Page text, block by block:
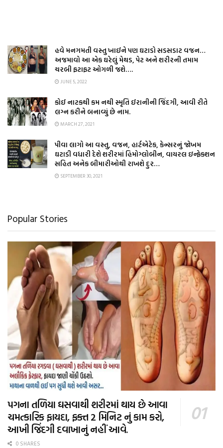
હવે મનગમતી વસ્તુ ખાઈને પણ ઘટાડો સડસડાટ વજન…
અજમાવો આ એક ઘરેલું મેથડ, પેટ અને શરીરની તમામ
ચરબી ફટાફટ ઓગળી જશે….
JUNE 5, 2022
કોઈ નાટકથી કમ નથી સ્મૃતિ ઈરાનીની જિંદગી, આવી રીતે
લગ્ન કરીને બનાવ્યું છે નામ.
MARCH 27, 2021
પીવા લાગો આ વસ્તુ, વજન, હાર્ટએટેક, કેન્સરનું જોખમ
ઘટાડી વધારી દેશે શરીરમાં હિમોગ્લોબીન, વાયરલ ઇન્ફેકશન
સહિત અનેક બીમારીઓથી રાખશે દુર…
SEPTEMBER 30, 2021
Popular Stories
પગના તળિયા ઘસવાથી શરીરમાં થાય છે આવા
ચમત્કારિક ફાયદા, ફક્ત 2 મિનિટ નું કામ કરો,
આખી જિંદગી દવાખાનું નહીં આવે.
0 SHARES